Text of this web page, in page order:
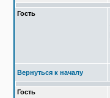
Гость
Вернуться к началу
Гость